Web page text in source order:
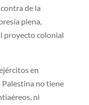
de la
plena,
proyecto colonial
en
no tiene
ni